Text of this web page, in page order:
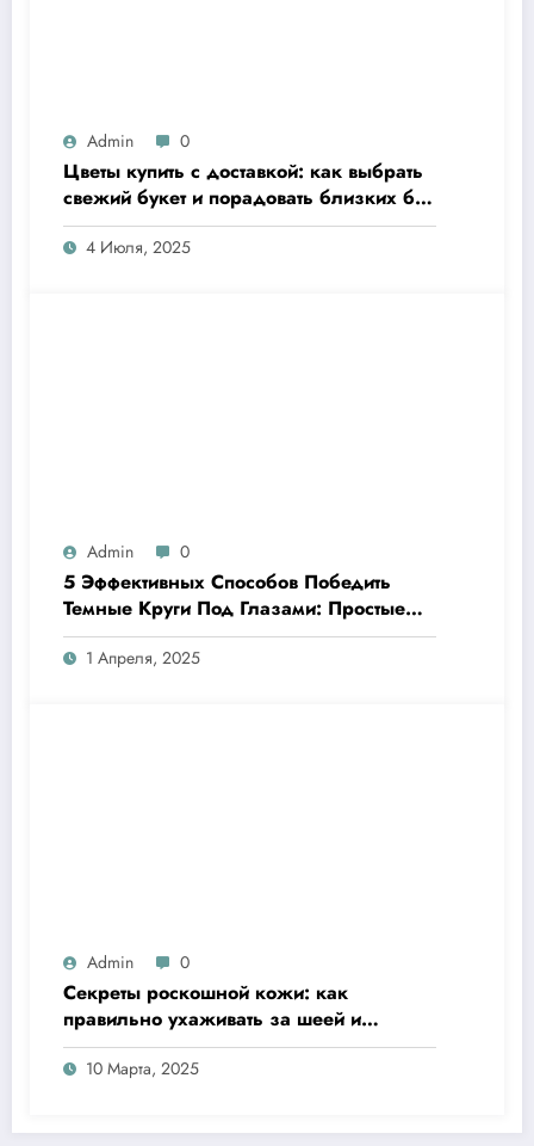
Admin 0
Цветы купить с доставкой: как выбрать
свежий букет и порадовать близких без
хлопот
4 Июля, 2025
Admin 0
5 Эффективных Способов Победить
Темные Круги Под Глазами: Простые
Решения для Яркого Взгляда!
1 Апреля, 2025
Admin 0
Секреты роскошной кожи: как
правильно ухаживать за шеей и
декольте
10 Марта, 2025